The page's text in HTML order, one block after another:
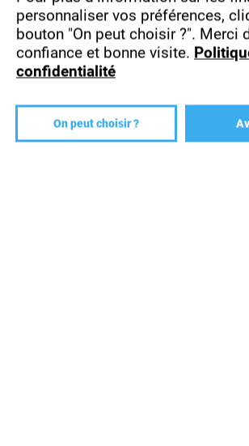
personnaliser vos préférences,
bouton "On peut choisir ?". Merci
confiance et bonne visite.
confidentialité
On peut choisir ?